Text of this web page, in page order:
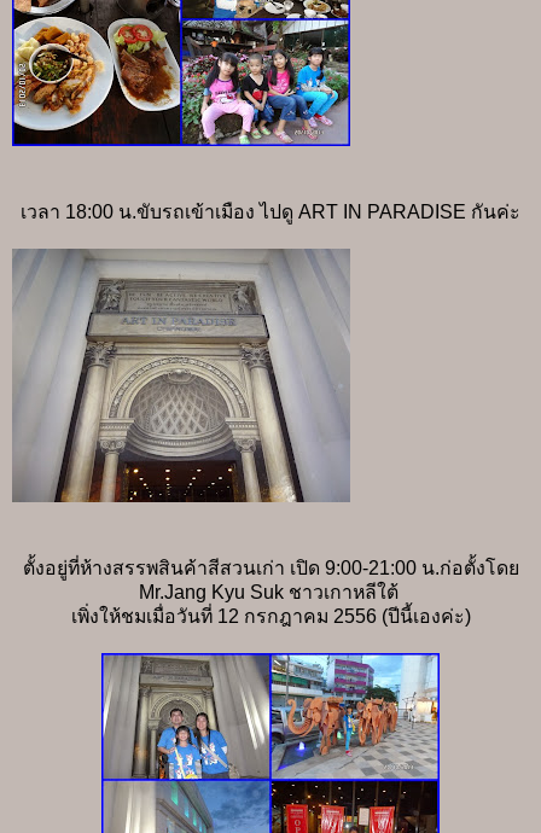
เวลา 18:00 น.ขับรถเข้าเมือง ไปดู ART IN PARADISE กันค่ะ
ตั้งอยู่ที่ห้างสรรพสินค้าสีสวนเก่า เปิด 9:00-21:00 น.ก่อตั้งโดย
Mr.Jang Kyu Suk ชาวเกาหลีใต้
เพิ่งให้ชมเมื่อวันที่ 12 กรกฎาคม 2556 (ปีนี้เองค่ะ)